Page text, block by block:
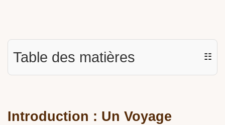
Table des matières ☷
Introduction : Un Voyage